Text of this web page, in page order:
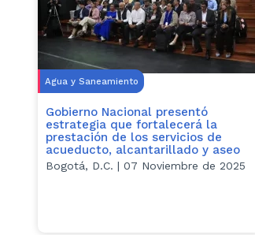
Agua y Saneamiento
Gobierno Nacional presentó
estrategia que fortalecerá la
prestación de los servicios de
acueducto, alcantarillado y aseo
Bogotá, D.C. | 07 Noviembre de 2025